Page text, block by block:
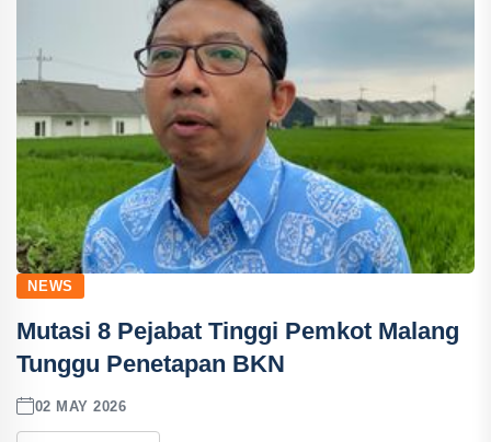
NEWS
Mutasi 8 Pejabat Tinggi Pemkot Malang
Tunggu Penetapan BKN
02 MAY 2026